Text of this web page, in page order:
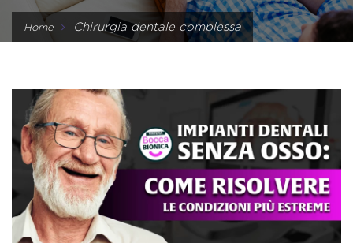
Home Chirurgia dentale complessa